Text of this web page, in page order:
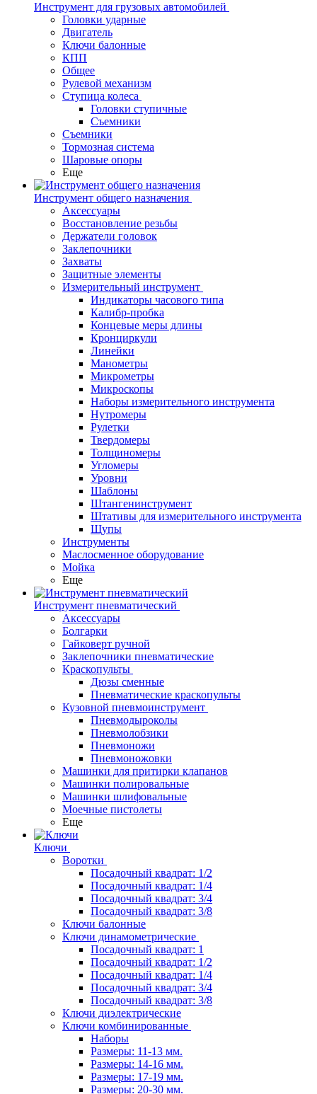
Инструмент для грузовых автомобилей
Головки ударные
Двигатель
Ключи балонные
КПП
Общее
Рулевой механизм
Ступица колеса
Головки ступичные
Съемники
Съемники
Тормозная система
Шаровые опоры
Еще
Инструмент общего назначения
Аксессуары
Восстановление резьбы
Держатели головок
Заклепочники
Захваты
Защитные элементы
Измерительный инструмент
Индикаторы часового типа
Калибр-пробка
Концевые меры длины
Кронциркули
Линейки
Манометры
Микрометры
Микроскопы
Наборы измерительного инструмента
Нутромеры
Рулетки
Твердомеры
Толщиномеры
Угломеры
Уровни
Шаблоны
Штангенинструмент
Штативы для измерительного инструмента
Щупы
Инструменты
Маслосменное оборудование
Мойка
Еще
Инструмент пневматический
Аксессуары
Болгарки
Гайковерт ручной
Заклепочники пневматические
Краскопульты
Дюзы сменные
Пневматические краскопульты
Кузовной пневмоинструмент
Пневмодыроколы
Пневмолобзики
Пневмоножи
Пневмоножовки
Машинки для притирки клапанов
Машинки полировальные
Машинки шлифовальные
Моечные пистолеты
Еще
Ключи
Воротки
Посадочный квадрат: 1/2
Посадочный квадрат: 1/4
Посадочный квадрат: 3/4
Посадочный квадрат: 3/8
Ключи балонные
Ключи динамометрические
Посадочный квадрат: 1
Посадочный квадрат: 1/2
Посадочный квадрат: 1/4
Посадочный квадрат: 3/4
Посадочный квадрат: 3/8
Ключи диэлектрические
Ключи комбинированные
Наборы
Размеры: 11-13 мм.
Размеры: 14-16 мм.
Размеры: 17-19 мм.
Размеры: 20-30 мм.